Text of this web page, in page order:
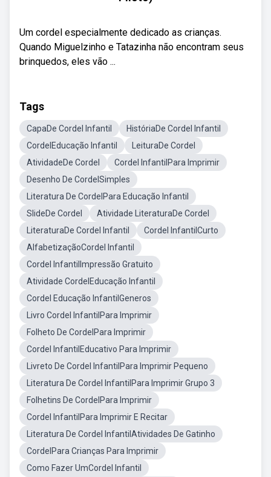
Um cordel especialmente dedicado as crianças.
Quando Miguelzinho e Tatazinha não encontram seus
brinquedos, eles vão ...
Tags
CapaDe Cordel Infantil
HistóriaDe Cordel Infantil
CordelEducação Infantil
LeituraDe Cordel
AtividadeDe Cordel
Cordel InfantilPara Imprimir
Desenho De CordelSimples
Literatura De CordelPara Educação Infantil
SlideDe Cordel
Atividade LiteraturaDe Cordel
LiteraturaDe Cordel Infantil
Cordel InfantilCurto
AlfabetizaçãoCordel Infantil
Cordel InfantilImpressão Gratuito
Atividade CordelEducação Infantil
Cordel Educação InfantilGeneros
Livro Cordel InfantilPara Imprimir
Folheto De CordelPara Imprimir
Cordel InfantilEducativo Para Imprimir
Livreto De Cordel InfantilPara Imprimir Pequeno
Literatura De Cordel InfantilPara Imprimir Grupo 3
Folhetins De CordelPara Imprimir
Cordel InfantilPara Imprimir E Recitar
Literatura De Cordel InfantilAtividades De Gatinho
CordelPara Crianças Para Imprimir
Como Fazer UmCordel Infantil